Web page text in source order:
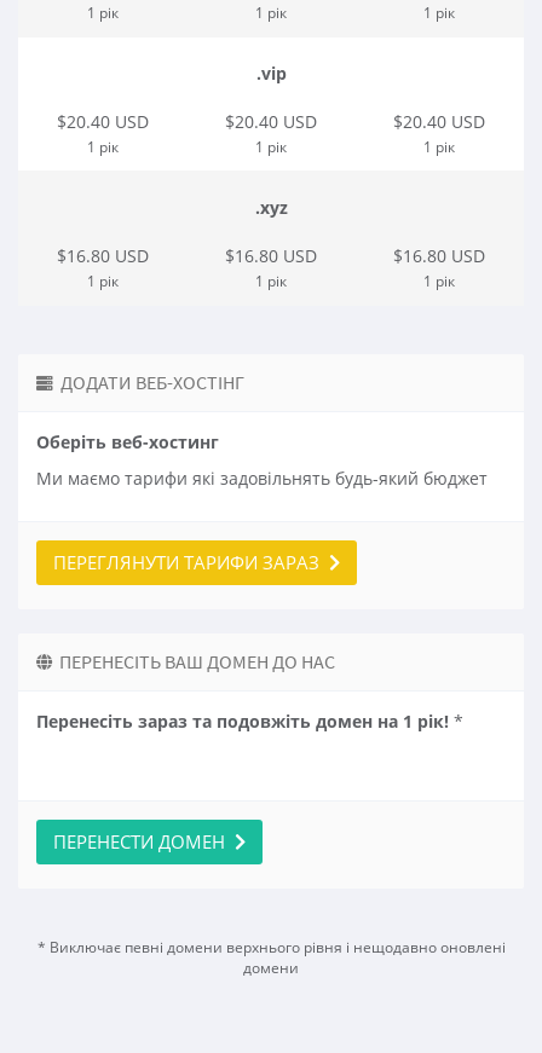
1 рік 1 рік 1 рік
.vip
$20.40 USD
1 рік
$20.40 USD
1 рік
$20.40 USD
1 рік
.xyz
$16.80 USD
1 рік
$16.80 USD
1 рік
$16.80 USD
1 рік
ДОДАТИ ВЕБ-ХОСТІНГ
Оберіть веб-хостинг
Ми маємо тарифи які задовільнять будь-який бюджет
ПЕРЕГЛЯНУТИ ТАРИФИ ЗАРАЗ
ПЕРЕНЕСІТЬ ВАШ ДОМЕН ДО НАС
Перенесіть зараз та подовжіть домен на 1 рік! *
ПЕРЕНЕСТИ ДОМЕН
* Виключає певні домени верхнього рівня і нещодавно оновлені
домени